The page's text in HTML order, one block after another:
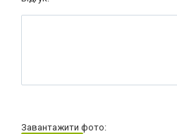
Завантажити фото: